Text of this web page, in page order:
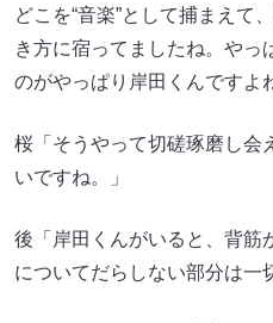
どこを“音楽”として捕まえて
き方に宿ってましたね。やっ
のがやっぱり岸田くんですよ
桜「そうやって切磋琢磨し会
いですね。」
後「岸田くんがいると、背筋
についてだらしない部分は一